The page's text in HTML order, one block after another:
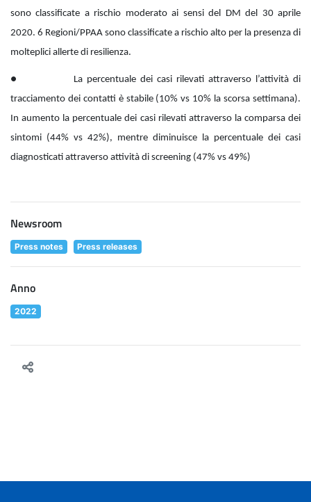
sono classificate a rischio moderato ai sensi del DM del 30 aprile
2020. 6 Regioni/PPAA sono classificate a rischio alto per la presenza di
molteplici allerte di resilienza.
● La percentuale dei casi rilevati attraverso l’attività di
tracciamento dei contatti è stabile (10% vs 10% la scorsa settimana).
In aumento la percentuale dei casi rilevati attraverso la comparsa dei
sintomi (44% vs 42%), mentre diminuisce la percentuale dei casi
diagnosticati attraverso attività di screening (47% vs 49%)
Newsroom
Press notes Press releases
Anno
2022